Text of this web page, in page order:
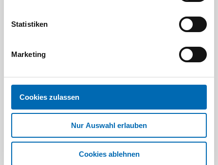
Statistiken
Marketing
Cookies zulassen
Nur Auswahl erlauben
Cookies ablehnen
Festool
SELFCLEAN Filtersack SC FIS-CT
8 Ausführungen
Bit-